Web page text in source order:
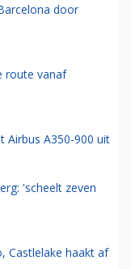
door
route vanaf
Airbus A350-900 uit
'scheelt zeven
Castlelake haakt af